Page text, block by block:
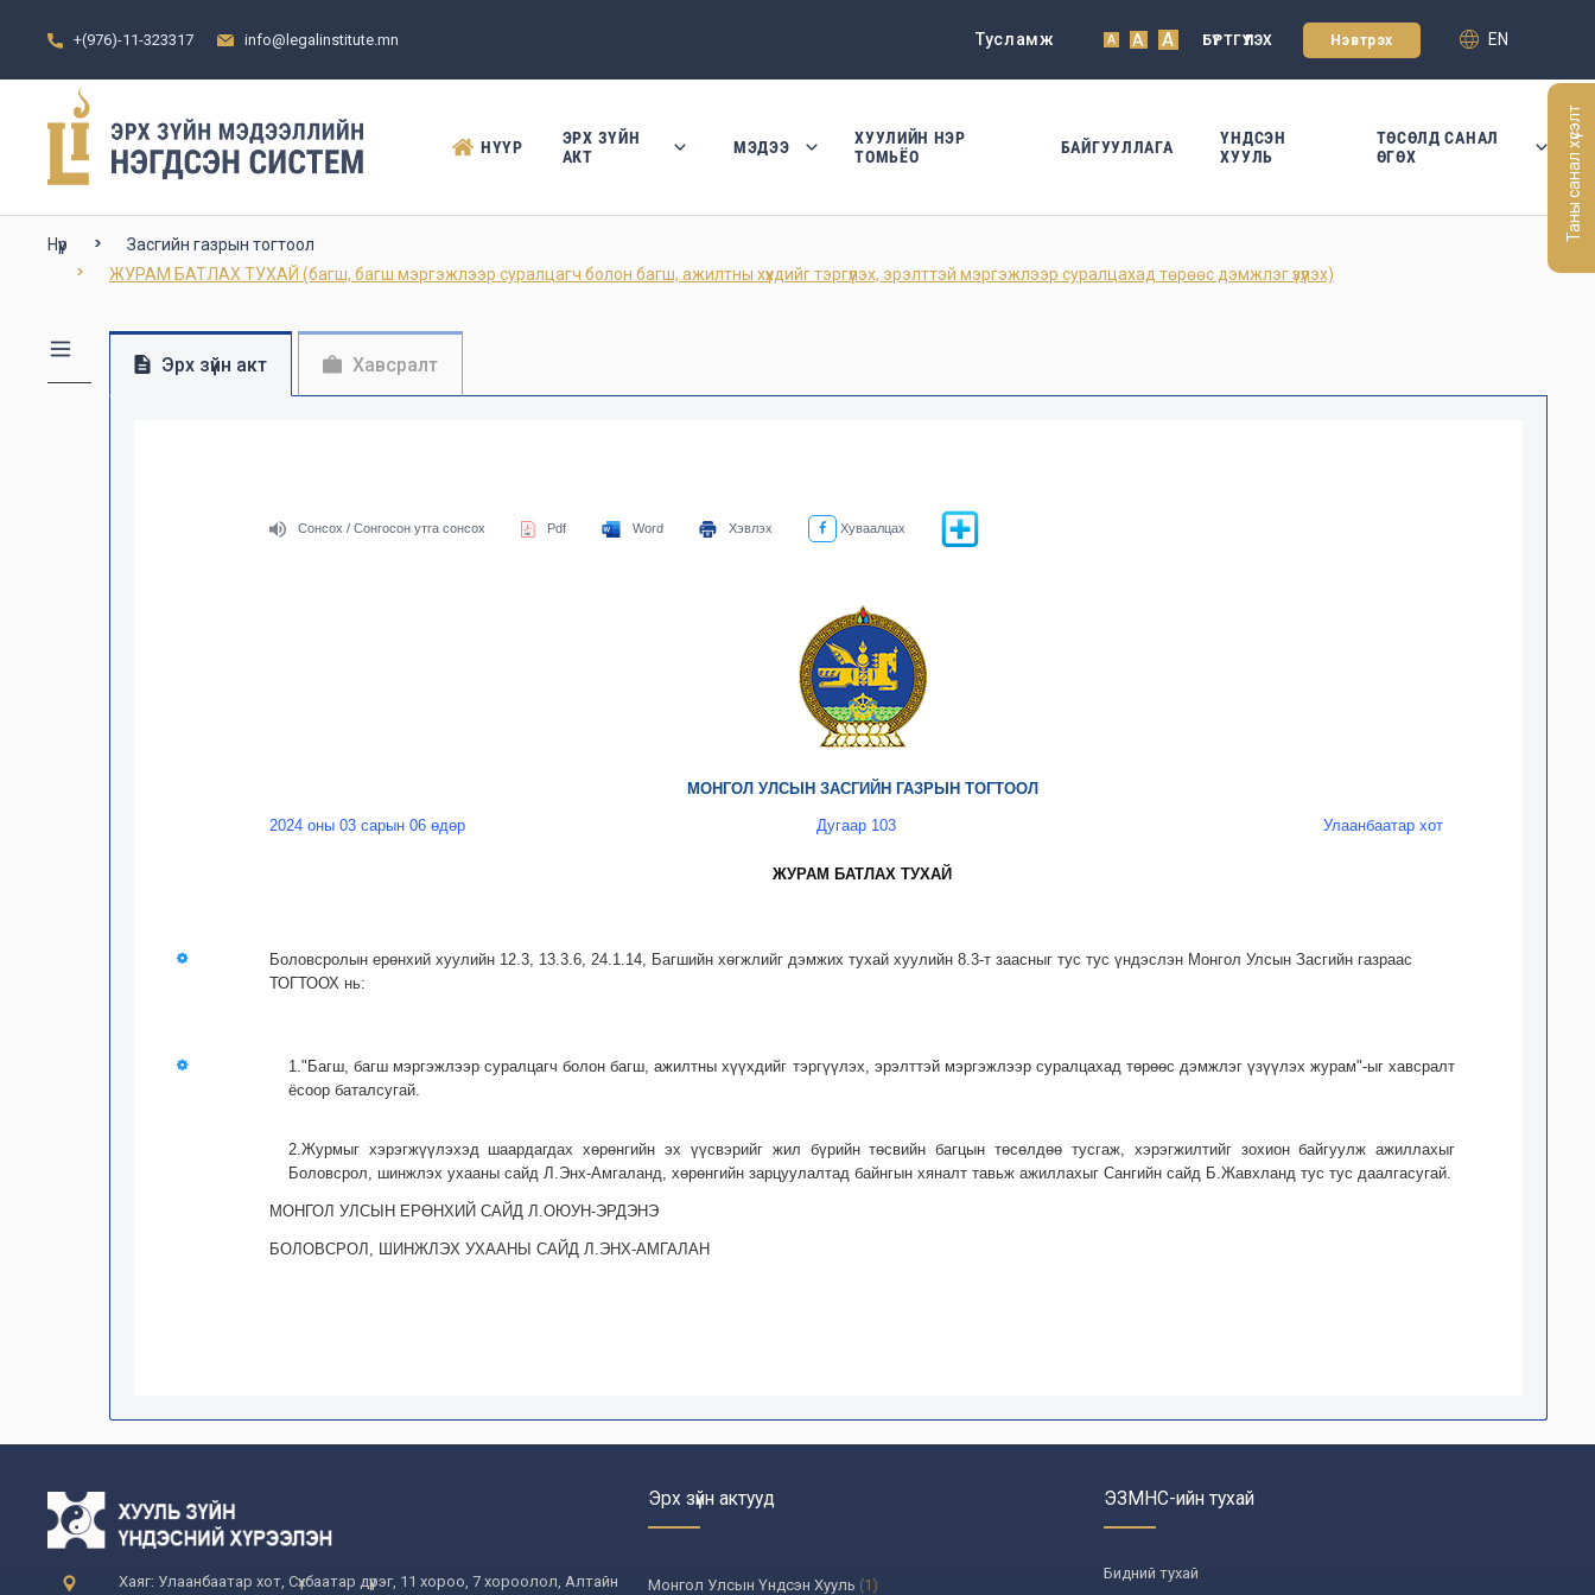
+(976)-11-323317 info@legalinstitute.mn Тусламж A A A БҮРТГҮҮЛЭХ Нэвтрэх EN
НҮҮР
ЭРХ ЗҮЙН
АКТ
МЭДЭЭ
ХУУЛИЙН НЭР
ТОМЬЁО
БАЙГУУЛЛАГА
ҮНДСЭН
ХУУЛЬ
ТӨСӨЛД САНАЛ
ӨГӨХ
Нүүр
Засгийн газрын тогтоол
ЖУРАМ БАТЛАХ ТУХАЙ (багш, багш мэргэжлээр суралцагч болон багш, ажилтны хүүхдийг тэргүүлэх, эрэлттэй мэргэжлээр суралцахад төрөөс дэмжлэг үзүүлэх)
Эрх зүйн акт Хавсралт
Сонсох / Сонгосон утга сонсох Pdf Word Хэвлэх Хуваалцах
МОНГОЛ УЛСЫН ЗАСГИЙН ГАЗРЫН ТОГТООЛ
2024 оны 03 сарын 06 өдөр Дугаар 103 Улаанбаатар хот
ЖУРАМ БАТЛАХ ТУХАЙ
Боловсролын ерөнхий хуулийн 12.3, 13.3.6, 24.1.14, Багшийн хөгжлийг дэмжих тухай хуулийн 8.3-т заасныг тус тус үндэслэн Монгол Улсын Засгийн газраас
ТОГТООХ нь:
1."Багш, багш мэргэжлээр суралцагч болон багш, ажилтны хүүхдийг тэргүүлэх, эрэлттэй мэргэжлээр суралцахад төрөөс дэмжлэг үзүүлэх журам"-ыг хавсралт
ёсоор баталсугай.
2.Журмыг хэрэгжүүлэхэд шаардагдах хөрөнгийн эх үүсвэрийг жил бүрийн төсвийн багцын төсөлдөө тусгаж, хэрэгжилтийг зохион байгуулж ажиллахыг
Боловсрол, шинжлэх ухааны сайд Л.Энх-Амгаланд, хөрөнгийн зарцуулалтад байнгын хяналт тавьж ажиллахыг Сангийн сайд Б.Жавхланд тус тус даалгасугай.
МОНГОЛ УЛСЫН ЕРӨНХИЙ САЙД Л.ОЮУН-ЭРДЭНЭ
БОЛОВСРОЛ, ШИНЖЛЭХ УХААНЫ САЙД Л.ЭНХ-АМГАЛАН
Хаяг: Улаанбаатар хот, Сүхбаатар дүүрэг, 11 хороо, 7 хороолол, Алтайн
Эрх зүйн актууд
Монгол Улсын Үндсэн Хууль (1)
ЭЗМНС-ийн тухай
Бидний тухай
Таны санал хүсэлт